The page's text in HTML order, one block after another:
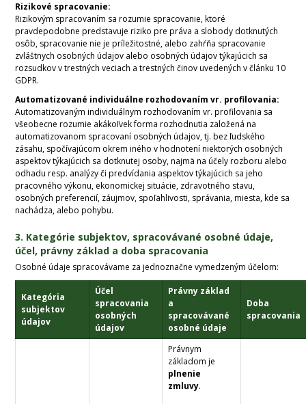
Rizikové spracovanie:
Rizikovým spracovaním sa rozumie spracovanie, ktoré
pravdepodobne predstavuje riziko pre práva a slobody dotknutých
osôb, spracovanie nie je príležitostné, alebo zahŕňa spracovanie
zvláštnych osobných údajov alebo osobných údajov týkajúcich sa
rozsudkov v trestných veciach a trestných činov uvedených v článku 10
GDPR.
Automatizované individuálne rozhodovaním vr. profilovania:
Automatizovaným individuálnym rozhodovaním vr. profilovania sa
všeobecne rozumie akákoľvek forma rozhodnutia založená na
automatizovanom spracovaní osobných údajov, tj. bez ľudského
zásahu, spočívajúcom okrem iného v hodnotení niektorých osobných
aspektov týkajúcich sa dotknutej osoby, najmä na účely rozboru alebo
odhadu resp. analýzy či predvídania aspektov týkajúcich sa jeho
pracovného výkonu, ekonomickej situácie, zdravotného stavu,
osobných preferencií, záujmov, spoľahlivosti, správania, miesta, kde sa
nachádza, alebo pohybu.
3. Kategórie subjektov, spracovávané osobné údaje,
účel, právny základ a doba spracovania
Osobné údaje spracovávame za jednoznačne vymedzeným účelom:
Kategória
subjektov
údajov
Účel
spracovania
osobných
údajov
Právny základ
a
spracovávané
osobné údaje
Doba
spracovania
Právnym
základom je
plnenie
zmluvy.